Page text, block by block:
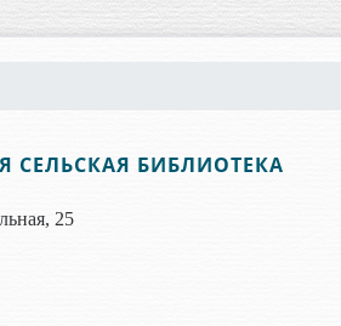
СЕЛЬСКАЯ БИБЛИОТЕКА
25